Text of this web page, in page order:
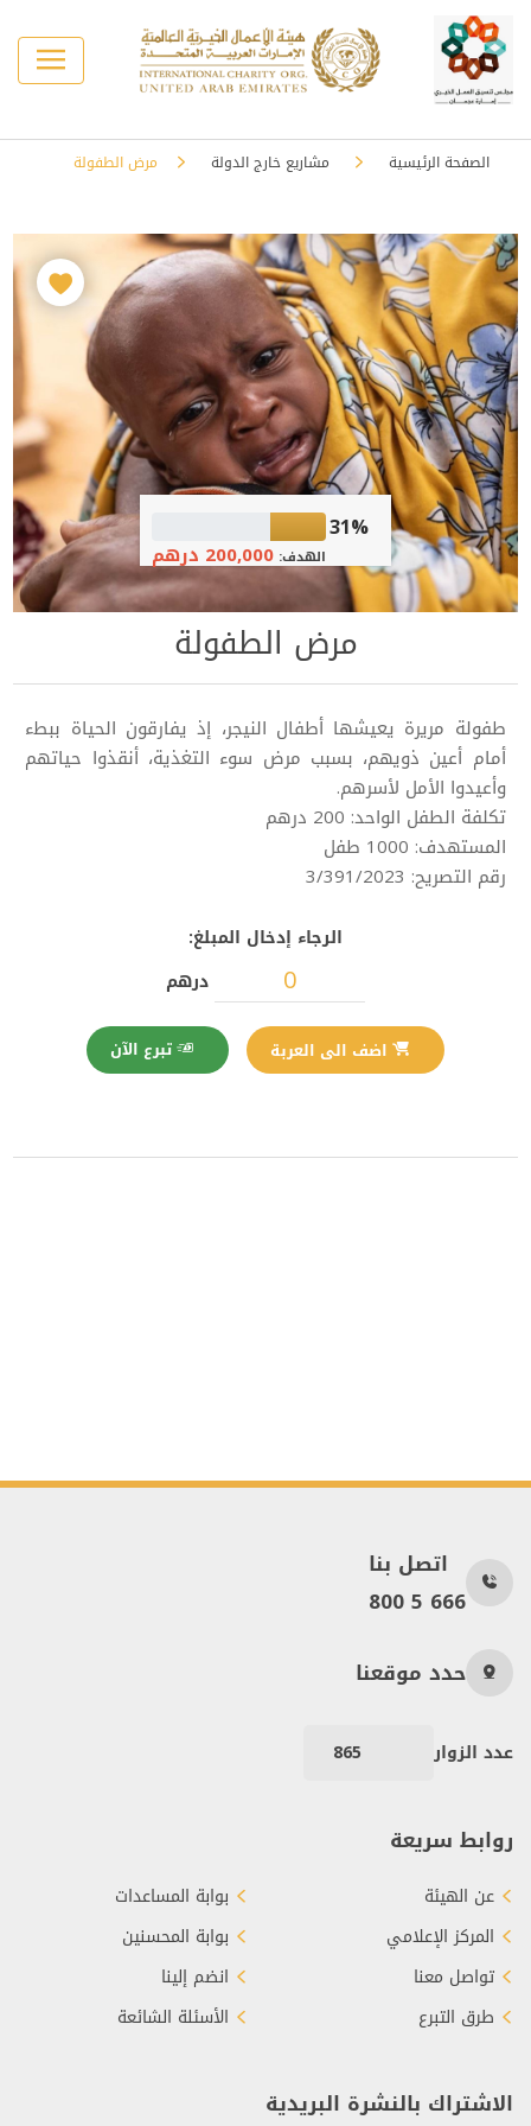
الصفحة الرئيسية مشاريع خارج الدولة مرض الطفولة
31%
الهدف:200,000 درهم
مرض الطفولة
طفولة مريرة يعيشها أطفال النيجر، إذ يفارقون الحياة ببطء
أمام أعين ذويهم، بسبب مرض سوء التغذية، أنقذوا حياتهم
وأعيدوا الأمل لأسرهم.
تكلفة الطفل الواحد: 200 درهم
المستهدف: 1000 طفل
رقم التصريح: 3/391/2023
الرجاء إدخال المبلغ:
درهم
اتصل بنا
800 5 666
حدد موقعنا
عدد الزوار 865
روابط سريعة
عن الهيئة
المركز الإعلامي
تواصل معنا
طرق التبرع
بوابة المساعدات
بوابة المحسنين
انضم إلينا
الأسئلة الشائعة
الاشتراك بالنشرة البريدية